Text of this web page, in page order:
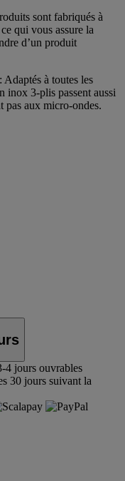
sont fabriqués à
qui vous assure la
d’un produit
à toutes les
inox 3-plis passent aussi
pas aux micro-ondes.
4 jours ouvrables
30 jours suivant la